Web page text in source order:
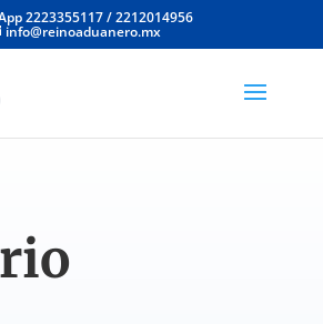
2223355117 / 2212014956
info@reinoaduanero.mx